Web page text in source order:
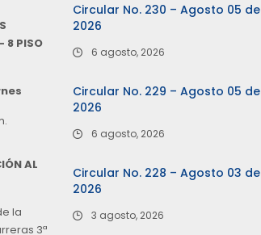
8 PISO
AL
la
3ª
Circular No. 230 – Agosto 05 de
2026
6 agosto, 2026
Circular No. 229 – Agosto 05 de
2026
6 agosto, 2026
Circular No. 228 – Agosto 03 de
2026
3 agosto, 2026